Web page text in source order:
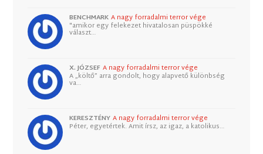
BENCHMARK A nagy forradalmi terror vége
"amikor egy felekezet hivatalosan püspökké
választ…
X. JÓZSEF A nagy forradalmi terror vége
A „költő” arra gondolt, hogy alapvető különbség
va…
KERESZTÉNY A nagy forradalmi terror vége
Péter, egyetértek. Amit írsz, az igaz, a katolikus…